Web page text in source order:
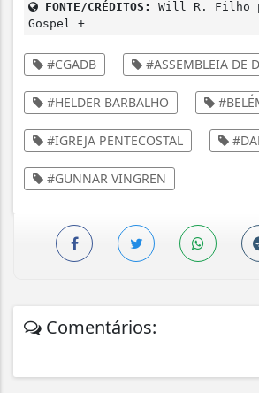
FONTE/CRÉDITOS:
Will R. Filho
Gospel +
#CGADB #ASSEMBLEIA DE
#HELDER BARBALHO
#IGREJA PENTECOSTAL
#GUNNAR VINGREN
Comentários: